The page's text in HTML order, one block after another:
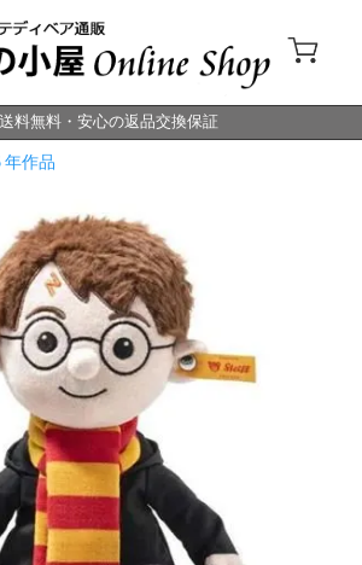
料無料・安心の返品交換保証
年作品